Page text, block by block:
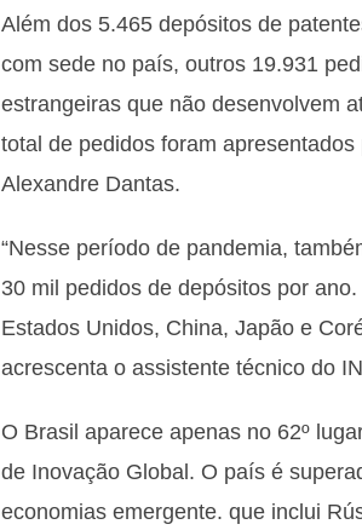
Além dos 5.465 depósitos de
com sede no país, outros 19.931
estrangeiras que não desenvolvem
total de pedidos foram
Alexandre Dantas.
“Nesse período de pandemia,
30 mil pedidos de depósitos por
Estados Unidos, China, Japão e
acrescenta o assistente técnico do
O Brasil aparece apenas no 62º
de Inovação Global. O país é
economias emergente. que inclui